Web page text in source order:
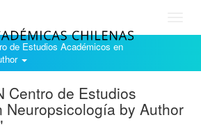
de Estudios Académicos en
Centro de Estudios
Neuropsicología by Author